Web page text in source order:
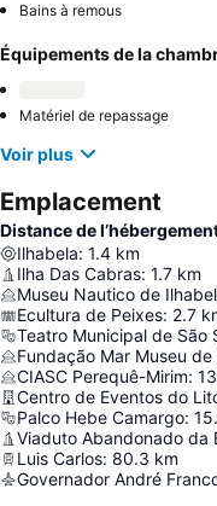
Bains à remous
Équipements de la
Matériel de repassage
Voir plus
Emplacement
Distance de
Ilhabela: 1.4 km
Ilha Das Cabras: 1.7 km
Museu Nautico de
Ecultura de Peixes: 2.7
Teatro Municipal de São
Fundação Mar Museu de
CIASC Perequê-Mirim:
Palco Hebe Camargo:
Viaduto Abandonado da
Luis Carlos: 80.3 km